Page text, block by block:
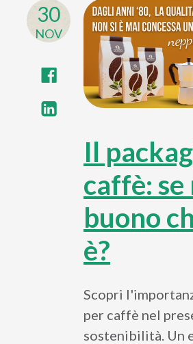
30
NOV
Il
caffè: se
buono
è?
Scopri
per caffè nel
sostenibilità. Un